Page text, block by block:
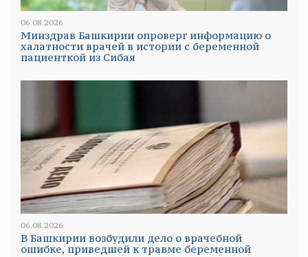
06.08.2026
Минздрав Башкирии опроверг информацию о
халатности врачей в истории с беременной
пациенткой из Сибая
06.08.2026
В Башкирии возбудили дело о врачебной
ошибке, приведшей к травме беременной